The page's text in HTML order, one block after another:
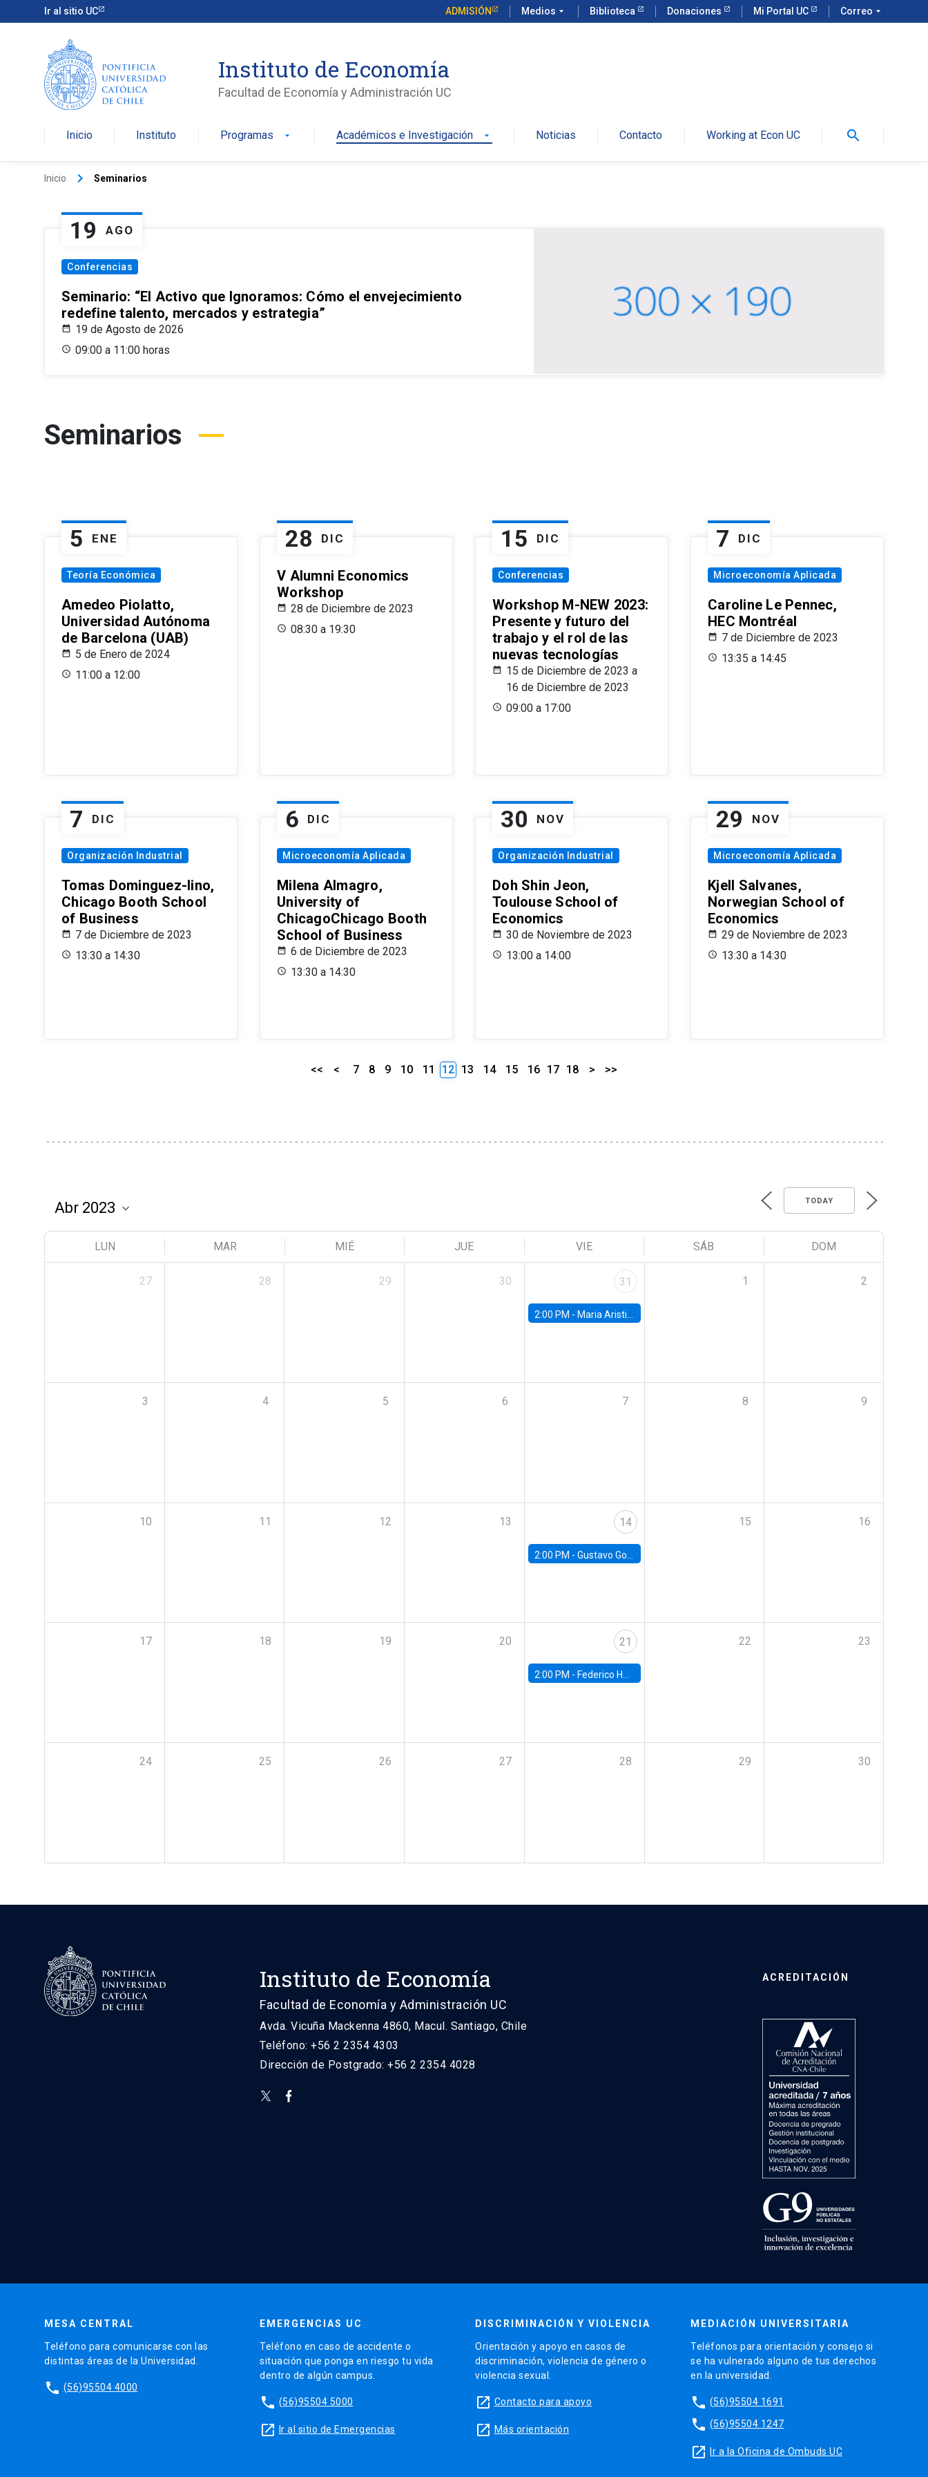
Ir al sitio UC ADMISIÓN Medios arrow_drop_down Biblioteca Donaciones Mi Portal UC Correo arrow_drop_down
Instituto de Economía
Facultad de Economía y Administración UC
Inicio Instituto Programas arrow_drop_down Académicos e Investigación arrow_drop_down Noticias Contacto Working at Econ UC search
Inicio keyboard_arrow_right Seminarios
19 AGO
Conferencias
Seminario: “El Activo que Ignoramos: Cómo el envejecimiento
redefine talento, mercados y estrategia”
19 de Agosto de 2026
09:00 a 11:00 horas
Seminarios
5 ENE
Teoría Económica
Amedeo Piolatto,
Universidad Autónoma
de Barcelona (UAB)
5 de Enero de 2024
11:00 a 12:00
28 DIC
V Alumni Economics
Workshop
28 de Diciembre de 2023
08:30 a 19:30
15 DIC
Conferencias
Workshop M-NEW 2023:
Presente y futuro del
trabajo y el rol de las
nuevas tecnologías
15 de Diciembre de 2023 a
16 de Diciembre de 2023
09:00 a 17:00
7 DIC
Microeconomía Aplicada
Caroline Le Pennec,
HEC Montréal
7 de Diciembre de 2023
13:35 a 14:45
7 DIC
Organización Industrial
Tomas Dominguez-Iino,
Chicago Booth School
of Business
7 de Diciembre de 2023
13:30 a 14:30
6 DIC
Microeconomía Aplicada
Milena Almagro,
University of
ChicagoChicago Booth
School of Business
6 de Diciembre de 2023
13:30 a 14:30
30 NOV
Organización Industrial
Doh Shin Jeon,
Toulouse School of
Economics
30 de Noviembre de 2023
13:00 a 14:00
29 NOV
Microeconomía Aplicada
Kjell Salvanes,
Norwegian School of
Economics
29 de Noviembre de 2023
13:30 a 14:30
<< < 7 8 9 10 11 12 13 14 15 16 17 18 > >>
TODAY
LUN MAR MIÉ JUE VIE SÁB DOM
27 28 29 30 31
2:00 PM - Maria Aristizabal-Ramirez, FED Board
1 2
3 4 5 6 7 8 9
10 11 12 13 14
2:00 PM - Gustavo González - Banco Central de Chile
15 16
17 18 19 20 21
2:00 PM - Federico Huneeus - Banco Central de Chile
22 23
24 25 26 27 28 29 30
Instituto de Economía
Facultad de Economía y Administración UC
Avda. Vicuña Mackenna 4860, Macul. Santiago, Chile
Teléfono: +56 2 2354 4303
Dirección de Postgrado: +56 2 2354 4028
ACREDITACIÓN
MESA CENTRAL
Teléfono para comunicarse con las
distintas áreas de la Universidad.
phone (56)95504 4000
EMERGENCIAS UC
Teléfono en caso de accidente o
situación que ponga en riesgo tu vida
dentro de algún campus.
phone (56)95504 5000
launch Ir al sitio de Emergencias
DISCRIMINACIÓN Y VIOLENCIA
Orientación y apoyo en casos de
discriminación, violencia de género o
violencia sexual.
launch Contacto para apoyo
launch Más orientación
MEDIACIÓN UNIVERSITARIA
Teléfonos para orientación y consejo si
se ha vulnerado alguno de tus derechos
en la universidad.
phone (56)95504 1691
phone (56)95504 1247
launch Ir a la Oficina de Ombuds UC